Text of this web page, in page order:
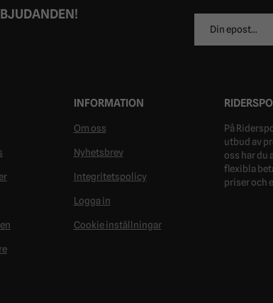
postadress
INFORMATION
Om oss
Nyhetsbrev
Integritetspolicy
Logga in
Cookie inställningar
På
utbud av
oss har du
flexibla
priser och